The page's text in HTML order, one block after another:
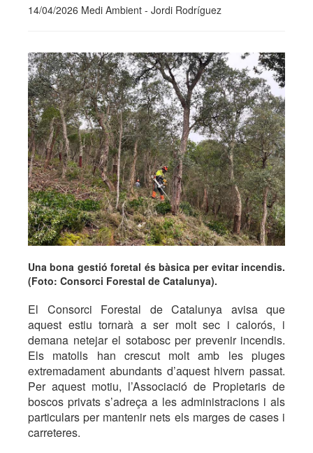
14/04/2026 Medi Ambient - Jordi Rodríguez
Una bona gestió foretal és bàsica per evitar incendis.
(Foto: Consorci Forestal de Catalunya).
El Consorci Forestal de Catalunya avisa que
aquest estiu tornarà a ser molt sec i calorós, i
demana netejar el sotabosc per prevenir incendis.
Els matolls han crescut molt amb les pluges
extremadament abundants d’aquest hivern passat.
Per aquest motiu, l’Associació de Propietaris de
boscos privats s’adreça a les administracions i als
particulars per mantenir nets els marges de cases i
carreteres.